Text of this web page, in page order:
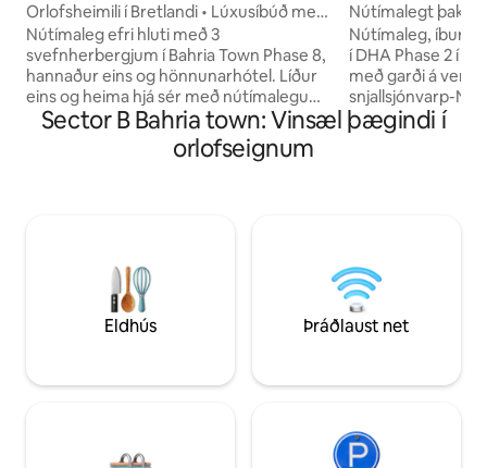
Orlofsheimili í Bretlandi • Lúxusíbúð með
3 svefnherbergjum í Bahria
Nútímaleg efri hluti með 3
svefnherbergjum í Bahria Town Phase 8,
hannaður eins og hönnunarhótel. Líður
eins og heima hjá sér með nútímalegum
snertingum og 5 ⭐️ hótelþægindum. 🛌
Hvert svefnherbergi er með king-size
rúmi, nútímalegu sérbaðherbergi,
fullbúins eldhúss, þvottahúss á staðnum
og heits vatns allan sólarhringinn.
Öruggt, lokað samfélag með
eftirlitsmyndavélum, rafgirðingum að
Nútímalegt
Phase 2 Isb
Nútímaleg,
í DHA Phase 2 í
með garði á
snjallsjónvarp-
þráðlaust net,
örbylgjuofn,
kaffihúsum,
Central Park, 5
mínútur að
og 1 klst. frá
Sector B Bahria town: Vinsæl þægindi í
orlofseignum
Eldhús Þráðlaust net